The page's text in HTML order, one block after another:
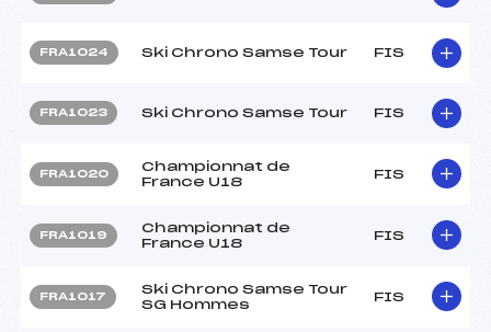
FRA1024 Ski Chrono Samse Tour FIS
FRA1023 Ski Chrono Samse Tour FIS
FRA1020
Championnat de
France U18
FIS
FRA1019
Championnat de
France U18
FIS
FRA1017
Ski Chrono Samse Tour
SG Hommes
FIS